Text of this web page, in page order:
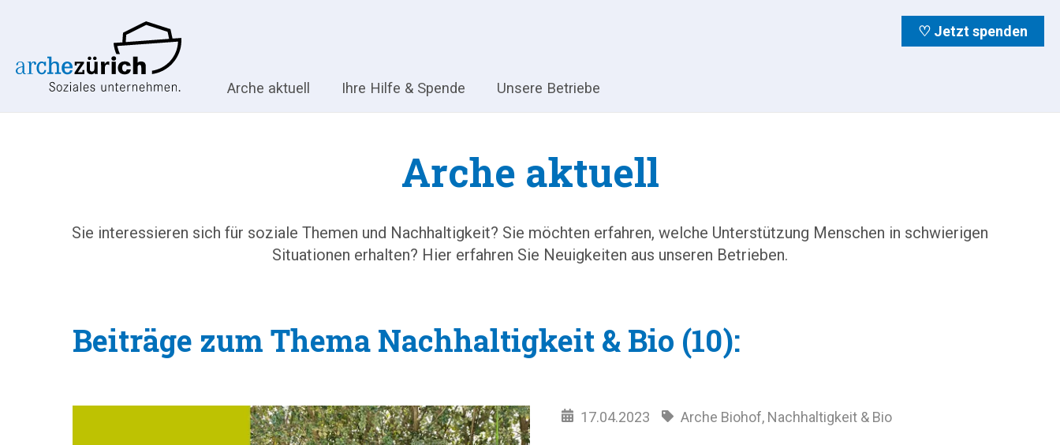
♡ Jetzt spenden
Arche aktuell Ihre Hilfe & Spende Unsere Betriebe
Arche aktuell
Sie interessieren sich für soziale Themen und Nachhaltigkeit? Sie möchten erfahren, welche Unterstützung Menschen in schwierigen
Situationen erhalten? Hier erfahren Sie Neuigkeiten aus unseren Betrieben.
Beiträge zum Thema Nachhaltigkeit & Bio (10):
17.04.2023 Arche Biohof, Nachhaltigkeit & Bio